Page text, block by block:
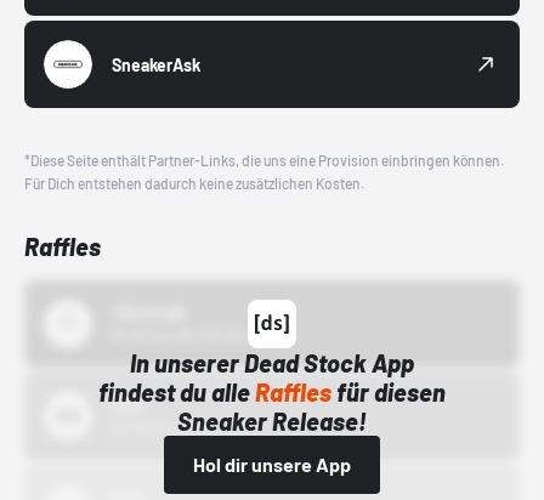
SneakerAsk
*Diese Seite enthält Partner-Links, die uns eine Provision einbringen können.
Für Dich entstehen dadurch keine zusätzlichen Kosten.
Raffles
In unserer Dead Stock App
findest du alleRafflesfür diesen
Sneaker Release!
Hol dir unsere App
Bstn
01.10.22 00:00 Uhr